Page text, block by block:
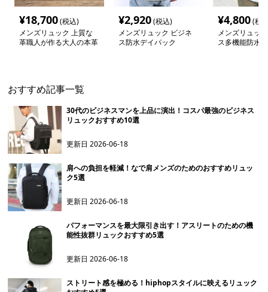
¥18,700(税込)
メンズリュック 上質な
革職人が作る大人の本革
¥2,920(税込)
メンズリュック ビジネ
ス防水デイパック
¥4,800(税
メンズリュッ
ス多機能防水
おすすめ記事一覧
30代のビジネスマンを上品に演出！コスパ最強のビジネス
リュックおすすめ10選
更新日2026-06-18
肩への負担を軽減！なで肩メンズのためのおすすめリュッ
ク5選
更新日2026-06-18
パフォーマンスを最大限引き出す！アスリートのための機
能性抜群リュックおすすめ5選
更新日2026-06-18
ストリート感を極める！hiphopスタイルに映えるリュック